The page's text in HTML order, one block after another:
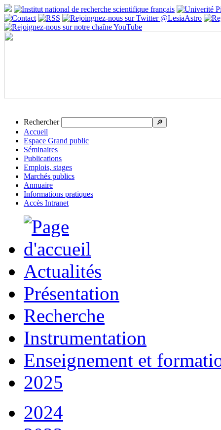
Rechercher 🔎
Accueil
Espace Grand public
Séminaires
Publications
Emplois, stages
Marchés publics
Annuaire
Informations pratiques
Accès Intranet
Actualités
Présentation
Recherche
Instrumentation
Enseignement et
2025
2024